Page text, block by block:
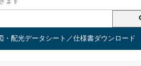
・配光データシート／仕様書ダウンロード